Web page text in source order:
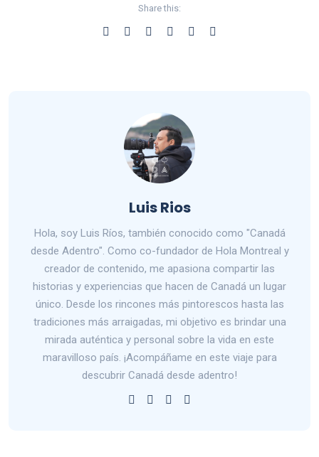
Share this:
Luis Rios
Hola, soy Luis Ríos, también conocido como "Canadá
desde Adentro". Como co-fundador de Hola Montreal y
creador de contenido, me apasiona compartir las
historias y experiencias que hacen de Canadá un lugar
único. Desde los rincones más pintorescos hasta las
tradiciones más arraigadas, mi objetivo es brindar una
mirada auténtica y personal sobre la vida en este
maravilloso país. ¡Acompáñame en este viaje para
descubrir Canadá desde adentro!